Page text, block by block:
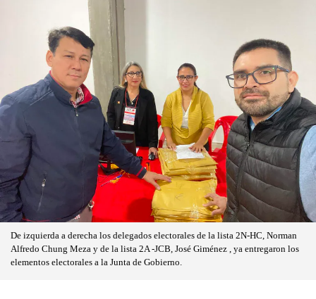
De izquierda a derecha los delegados electorales de la lista 2N-HC, Norman
Alfredo Chung Meza y de la lista 2A -JCB, José Giménez , ya entregaron los
elementos electorales a la Junta de Gobierno.